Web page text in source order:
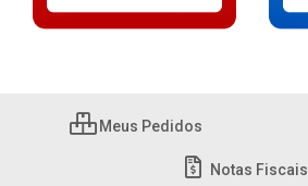
Meus Pedidos
Notas Fiscais